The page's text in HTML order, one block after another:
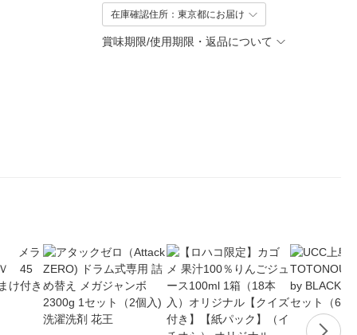
在庫確認住所：東京都にお届け
賞味期限/使用期限・返品について